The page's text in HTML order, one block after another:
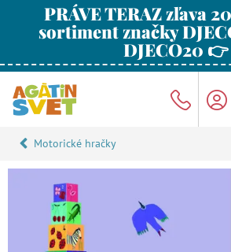
PRÁVE TERAZ zľava
sortiment značky
DJECO20 👉
Motorické hračky